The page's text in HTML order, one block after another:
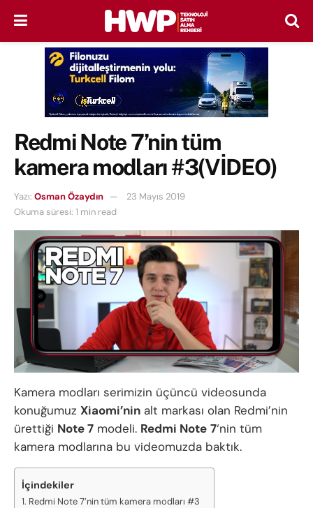
Redmi Note 7’nin tüm
kamera modları #3(VİDEO)
Yazı: Osman Özaydın
23 Mayıs 2019
Okuma süresi: 1 min read
Kamera modları serimizin üçüncü videosunda
konuğumuz Xiaomi’nin alt markası olan Redmi’nin
ürettiği Note 7 modeli. Redmi Note 7‘nin tüm
kamera modlarına bu videomuzda baktık.
İçindekiler
Redmi Note 7’nin tüm kamera modları #3